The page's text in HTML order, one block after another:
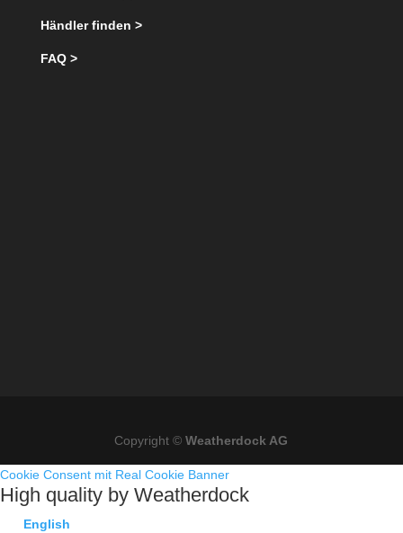
Händler finden >
FAQ >
Copyright ©Weatherdock AG
Cookie Consent mit Real Cookie Banner
High quality by Weatherdock
English